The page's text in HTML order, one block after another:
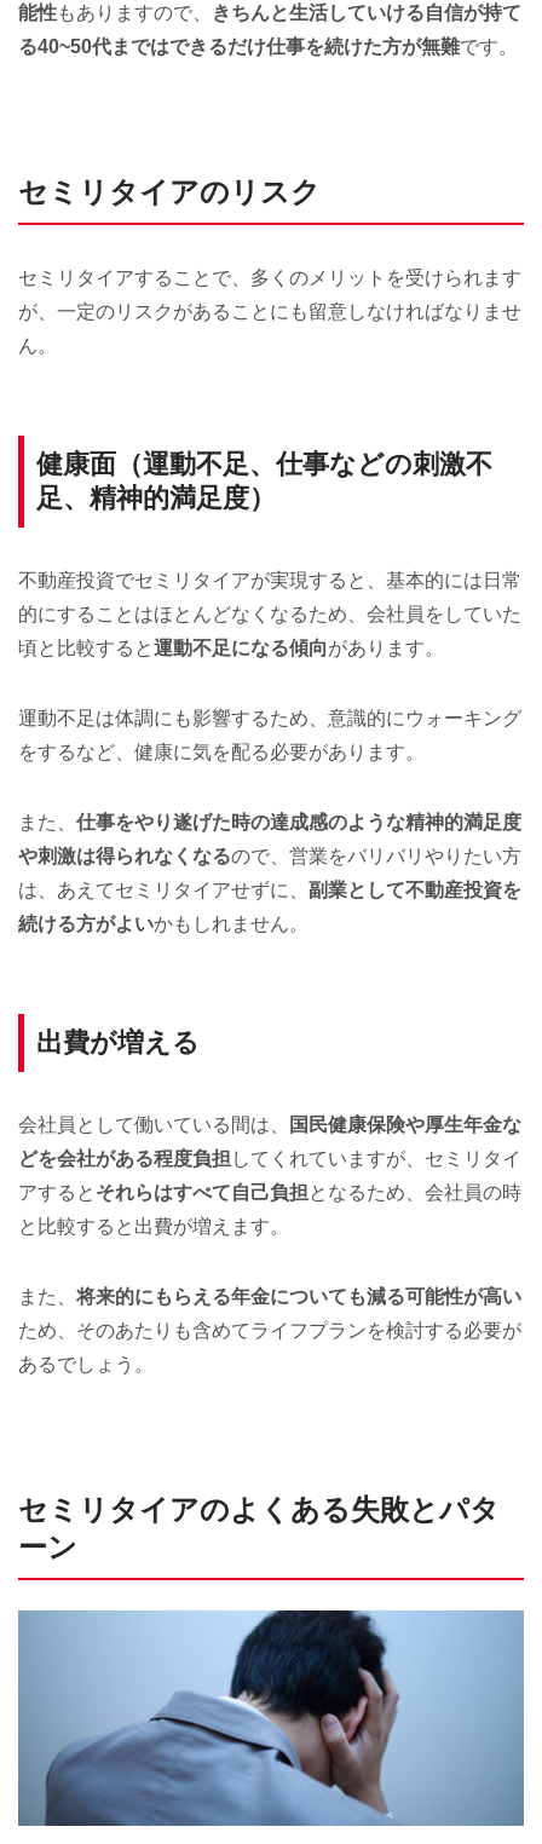
能性もありますので、
きちんと生活していける自信が持て
る40~50代まではできるだけ仕事を続けた方が無難です。
セミリタイアのリスク
セミリタイアすることで、多くのメリットを受けられます
が、一定のリスクがあることにも留意しなければなりませ
ん。
健康面（運動不足、仕事などの刺激不
足、精神的満足度）
不動産投資でセミリタイアが実現すると、基本的には日常
的にすることはほとんどなくなるため、会社員をしていた
頃と比較すると運動不足になる傾向があります。
運動不足は体調にも影響するため、意識的にウォーキング
をするなど、健康に気を配る必要があります。
また、 仕事をやり遂げた時の達成感のような精神的満足度
や刺激は得られなくなるので、営業をバリバリやりたい方
は、あえてセミリタイアせずに、 副業として不動産投資を
続ける方がよいかもしれません。
出費が増える
会社員として働いている間は、
国民健康保険や厚生年金な
どを会社がある程度負担 してくれていますが、セミリタイ
アすると それらはすべて自己負担となるため、会社員の時
と比較すると出費が増えます。
また、将来的にもらえる年金についても減る可能性が高い
ため、そのあたりも含めてライフプランを検討する必要が
あるでしょう。
セミリタイアのよくある失敗とパタ
ーン